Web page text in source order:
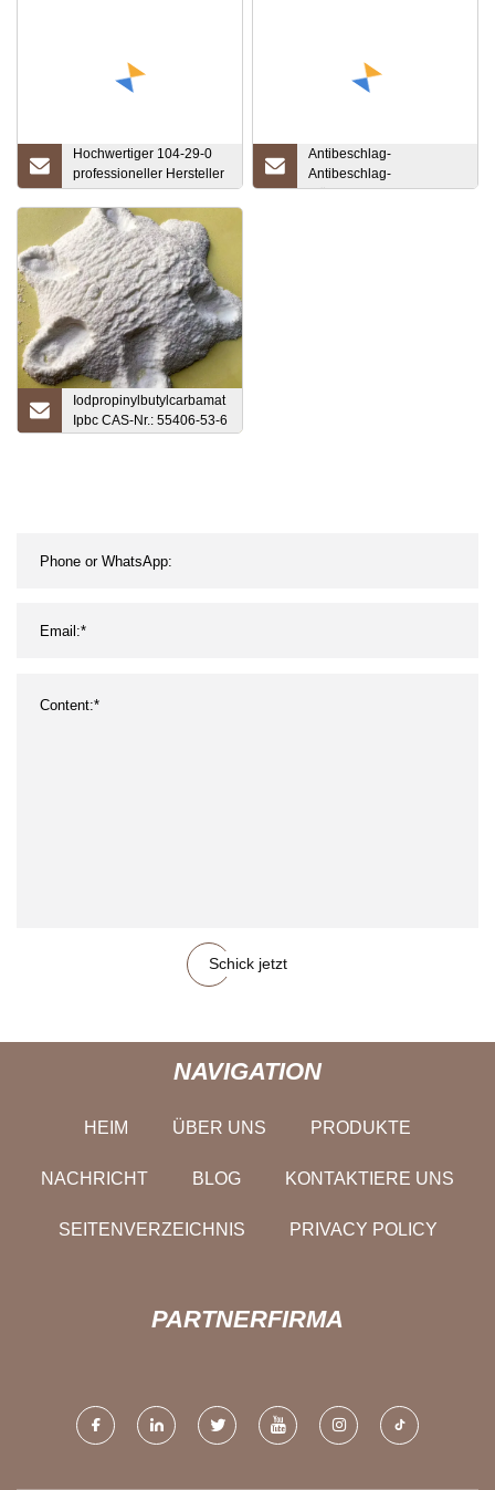
Hochwertiger 104-29-0
professioneller Hersteller
Chlorphenesin
Antibeschlag-
Antibeschlag-
Flüssigkeits-Autospiegel
Iodpropinylbutylcarbamat
Ipbc CAS-Nr.: 55406-53-6
Schick jetzt
NAVIGATION
HEIM ÜBER UNS PRODUKTE
NACHRICHT BLOG KONTAKTIERE UNS
SEITENVERZEICHNIS PRIVACY POLICY
PARTNERFIRMA